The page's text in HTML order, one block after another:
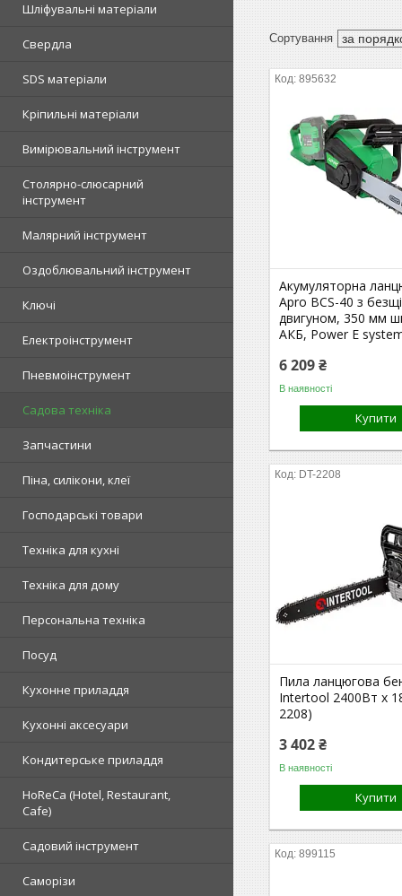
Шліфувальні матеріали
Свердла
SDS матеріали
Кріпильні матеріали
Вимірювальний інструмент
Столярно-слюсарний
інструмент
Малярний інструмент
Оздоблювальний інструмент
Ключі
Електроінструмент
Пневмоінструмент
Садова техніка
Запчастини
Піна, силікони, клеї
Господарські товари
Техніка для кухні
Техніка для дому
Персональна техніка
Посуд
Кухонне приладдя
Кухонні аксесуари
Кондитерське приладдя
HoReCa (Hotel, Restaurant,
Cafe)
Садовий інструмент
Саморізи
895632
Акумуляторна
Apro BCS-40 з
двигуном, 350 мм
АКБ, Power E
6 209 ₴
В наявності
Купити
DT-2208
Пила ланцюгова
Intertool 2400Вт x
2208)
3 402 ₴
В наявності
Купити
899115